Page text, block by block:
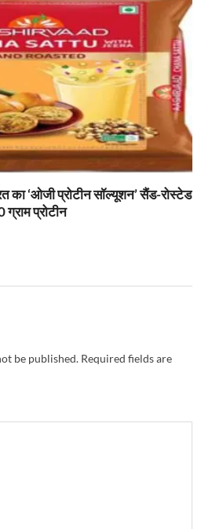
का ‘ओजी प्रोटीन सॉल्यूशन’ सैंड-रोस्टेड
प्रोटीन
be published. Required fields are